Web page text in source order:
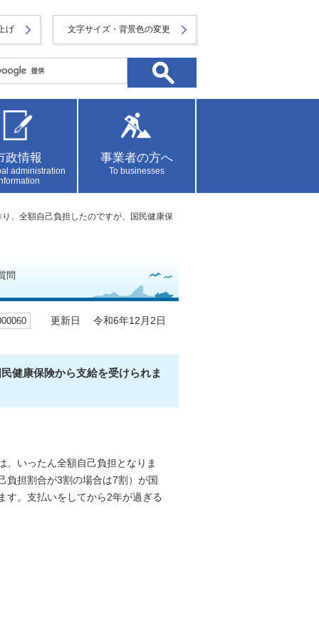
げ 文字サイズ・背景色の変更
政情報
administration
事業者の方へ
To businesses
、全額自己負担したのですが、国民健康保
問
更新日 令和6年12月2日
健康保険から支給を受けられま
、いったん全額自己負担となりま
負担割合が3割の場合は7割）が国
す。支払いをしてから2年が過ぎる